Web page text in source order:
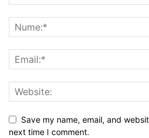
Save my name, email, and
next time I comment.